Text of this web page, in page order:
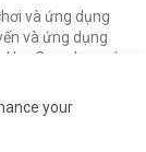
và ứng dụng
và ứng dụng
bạn có
your